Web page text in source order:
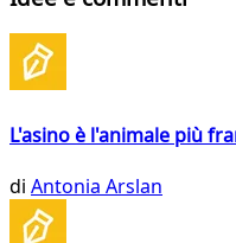
L'asino è l'animale più
di Antonia Arslan